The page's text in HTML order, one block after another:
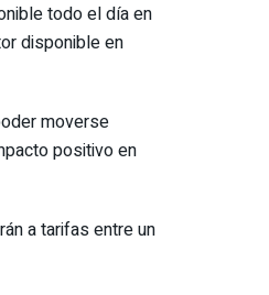
todo el día en
disponible en
moverse
positivo en
a tarifas entre un